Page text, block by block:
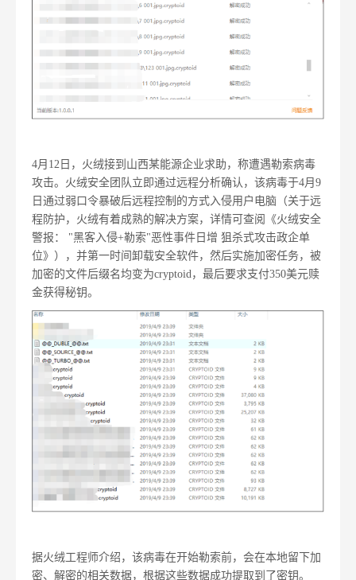
4月12日，火绒接到山西某能源企业求助，称遭遇勒索病毒
攻击。火绒安全团队立即通过远程分析确认，该病毒于4月9
日通过弱口令暴破后远程控制的方式入侵用户电脑（关于远
程防护，火绒有着成熟的解决方案，详情可查阅《火绒安全
警报： "黑客入侵+勒索"恶性事件日增 狙杀式攻击政企单
位》），并第一时间卸载安全软件，然后实施加密任务，被
加密的文件后缀名均变为cryptoid， 最后要求支付350美元赎
金获得秘钥。
据火绒工程师介绍，该病毒在开始勒索前，会在本地留下加
密、解密的相关数据，根据这些数据成功提取到了密钥。